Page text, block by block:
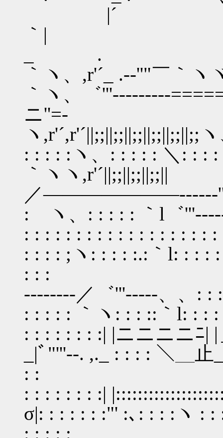
|´
｀|
_ .
｀ヽ、,r'´_ .-‐''"￣｀ヽ
｀ヽ、゛'''‐--------
ニ''=-
ヽ,r'´,r'´||;;||;;||;;||;;||;;||;;
: : : : :ヽ、: : : : : ＼: : : :
｀ヽヽ,r'´||;;||;;||;;||
／―――――――-----‐'''" /
: ヽ、: : : : : ｀l゛
: : : : : : : : : : : : : : : : : : :
: : : : ;ヽ: : : : :.:｀l: : : :
: : :
--------／゛'''‐----、、: :
: : : : : ｀ヽ: : : ::｀l: : :
: : : : : : : :| |ニニニニﾆ|
_|ﾞ"'''‐-. ,._ : : : : ＼＿
: :
: : : : : : : :|
σ|: : : : : : :"' :､: : : :ヽ :
: : : : :